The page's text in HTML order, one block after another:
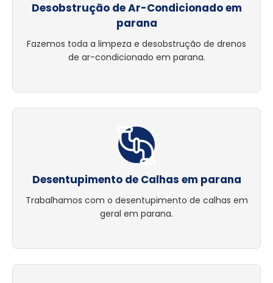
Desobstrução de Ar-Condicionado em
parana
Fazemos toda a limpeza e desobstrução de drenos
de ar-condicionado em parana.
Desentupimento de Calhas em parana
Trabalhamos com o desentupimento de calhas em
geral em parana.